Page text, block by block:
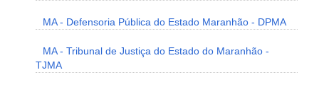
MA - Defensoria Pública do Estado Maranhão - DPMA
MA - Tribunal de Justiça do Estado do Maranhão -
TJMA